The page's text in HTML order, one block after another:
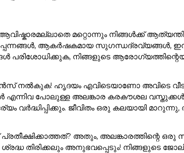
മറ്റൊന്നും നിങ്ങൾക്ക്
ആകർഷകമായ സുഗന്ധദ്രവ്യങ്ങൾ,
പരിശോധിക്കുക, നിങ്ങളുടെ
നൽകുക! ഹൃദയം എവിടെയാണോ അവിടെ വീട്
പോലുള്ള അലങ്കാര കരകൗശല
വർദ്ധിപ്പിക്കും. ജീവിതം ഒരു കലയായി
അതും, അലങ്കാരത്തിന്റെ
ശ്രദ്ധ തിരിക്കലും അനുഭവപ്പെടും! നിങ്ങളുടെ